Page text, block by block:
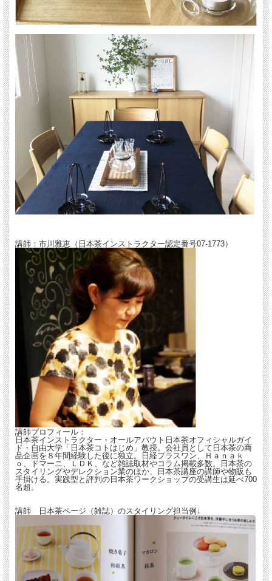
講師：市川雅恵（日本茶インストラクター認定番号07-1773）
講師プロフィール：
日本茶インストラクター・オールアバウト日本茶オフィシャルガイ
ド・自由大学「日本茶コトはじめ」教授。会社員として日本茶の商
品企画を８年間経験した後に独立。日経プラスワン、Ｈａｎａｋ
ｏ、ドマーニ、ＬＤＫ、など雑誌取材やコラム掲載多数。日本茶の
スタイリングやデレクション業のほか、日本茶講座の講師や物販も
手掛ける。実践型と評判の日本茶ワークショップの受講生は延べ700
名超。
講師 日本茶ページ（雑誌）のスタイリング担当例↓